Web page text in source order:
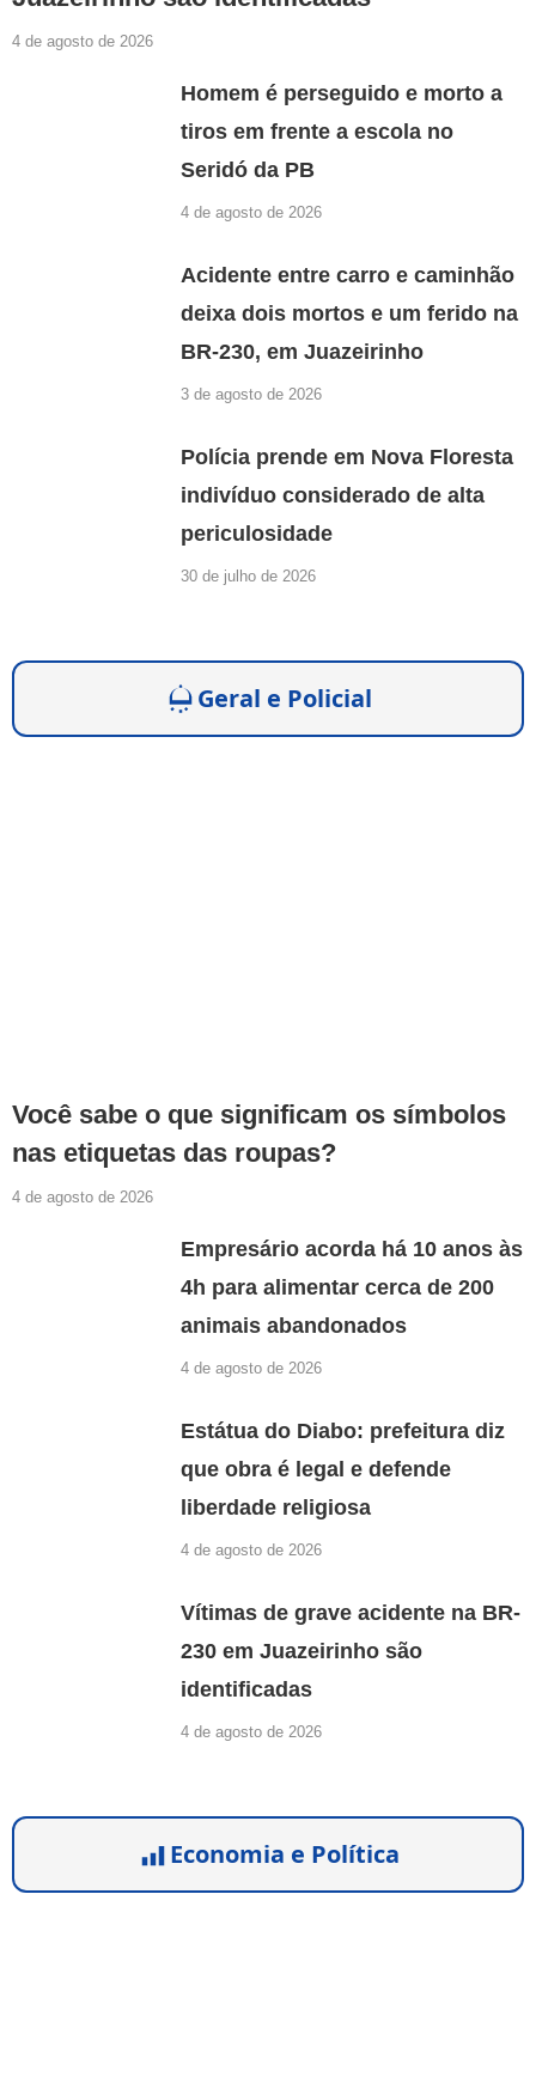
4 de agosto de 2026
Homem é perseguido e morto a
tiros em frente a escola no
Seridó da PB
4 de agosto de 2026
Acidente entre carro e caminhão
deixa dois mortos e um ferido na
BR-230, em Juazeirinho
3 de agosto de 2026
Polícia prende em Nova Floresta
indivíduo considerado de alta
periculosidade
30 de julho de 2026
Geral e Policial
Você sabe o que significam os símbolos
nas etiquetas das roupas?
4 de agosto de 2026
Empresário acorda há 10 anos às
4h para alimentar cerca de 200
animais abandonados
4 de agosto de 2026
Estátua do Diabo: prefeitura diz
que obra é legal e defende
liberdade religiosa
4 de agosto de 2026
Vítimas de grave acidente na BR-
230 em Juazeirinho são
identificadas
4 de agosto de 2026
Economia e Política